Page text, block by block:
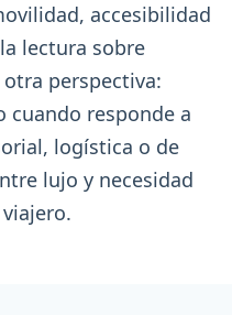
accesibilidad
lectura sobre
perspectiva:
cuando responde a
logística o de
lujo y necesidad